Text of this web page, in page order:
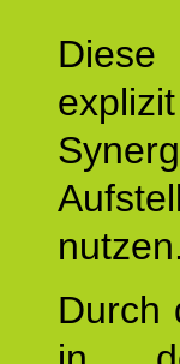
nutzen.
Durch